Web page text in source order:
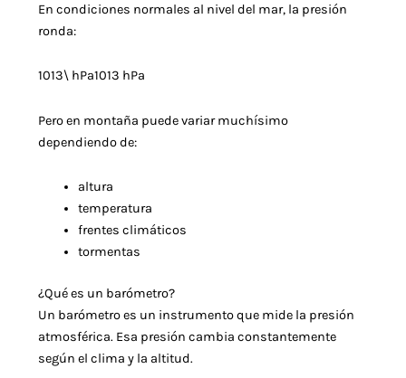
En condiciones normales al nivel del mar, la presión
ronda:
1013\ hPa1013 hPa
Pero en montaña puede variar muchísimo
dependiendo de:
altura
temperatura
frentes climáticos
tormentas
¿Qué es un barómetro?
Un barómetro es un instrumento que mide la presión
atmosférica. Esa presión cambia constantemente
según el clima y la altitud.